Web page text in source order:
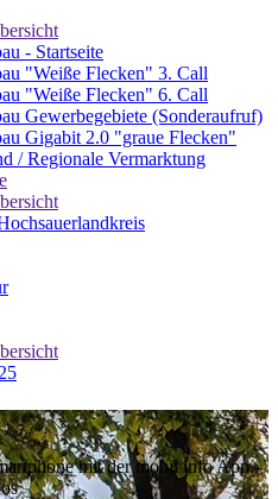
- Startseite
"Weiße Flecken" 3. Call
"Weiße Flecken" 6. Call
Gewerbegebiete (Sonderaufruf)
Gigabit 2.0 "graue Flecken"
/ Regionale Vermarktung
mit der mobil info App -